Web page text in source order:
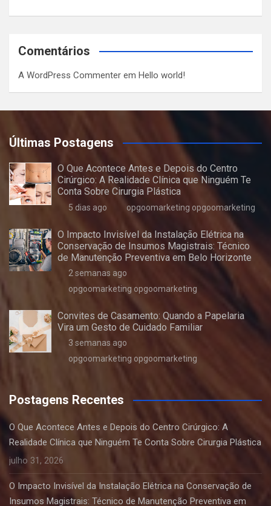
Comentários
A WordPress Commenter em Hello world!
Últimas Postagens
O Que Acontece Antes e Depois do Centro
Cirúrgico: A Realidade Clínica que Ninguém Te
Conta Sobre Cirurgia Plástica
5 dias ago opgoomarketing opgoomarketing
O Impacto Invisível da Instalação Elétrica na
Conservação de Insumos Magistrais: Técnico
de Manutenção Preventiva em Belo Horizonte
2 semanas ago
opgoomarketing opgoomarketing
Convites de Casamento: Quando a Papelaria
Vira um Gesto de Cuidado Familiar
3 semanas ago
opgoomarketing opgoomarketing
Postagens Recentes
O Que Acontece Antes e Depois do Centro Cirúrgico: A
Realidade Clínica que Ninguém Te Conta Sobre Cirurgia Plástica
julho 31, 2026
O Impacto Invisível da Instalação Elétrica na Conservação de
Insumos Magistrais: Técnico de Manutenção Preventiva em